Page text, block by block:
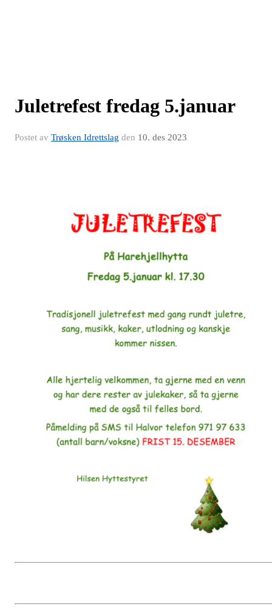
Juletrefest fredag 5.januar
Postet av Trøsken Idrettslag den 10. des 2023